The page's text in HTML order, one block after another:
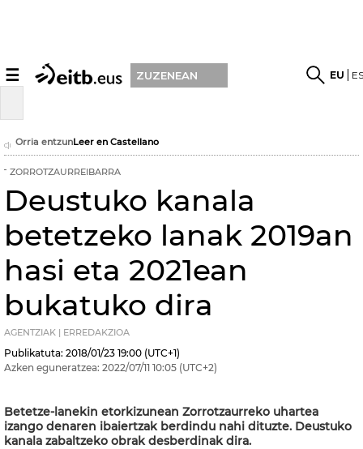
☰ ZUZENEAN EU
Orria entzunLeer en Castellano
ZORROTZAURREIBARRA
Deustuko kanala
betetzeko lanak 2019an
hasi eta 2021ean
bukatuko dira
AGENTZIAK | ERREDAKZIOA
Publikatuta: 2018/01/23 19:00 (UTC+1)
Azken eguneratzea: 2022/07/11 10:05 (UTC+2)
Betetze-lanekin etorkizunean Zorrotzaurreko uhartea
izango denaren ibaiertzak berdindu nahi dituzte. Deustuko
kanala zabaltzeko obrak desberdinak dira.